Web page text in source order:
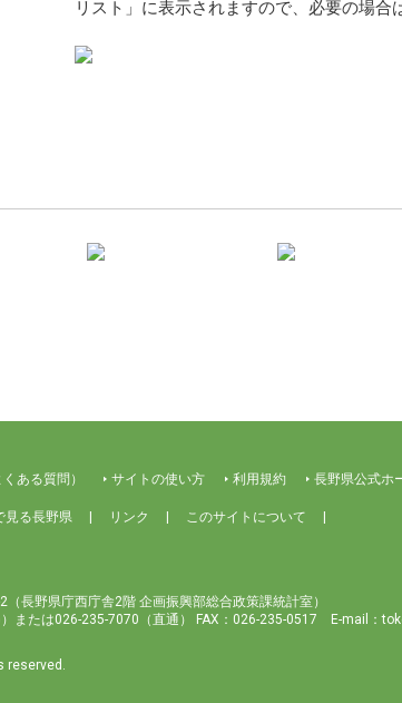
リスト」に表示されますので、必要の場合
くある質問） サイトの使い方 利用規約 長野県公式ホ
見る長野県 リンク このサイトについて
（長野県庁西庁舎2階 企画振興部総合政策課統計室）
または026-235-7070（直通）
FAX：026-235-0517 E-mail：
reserved.